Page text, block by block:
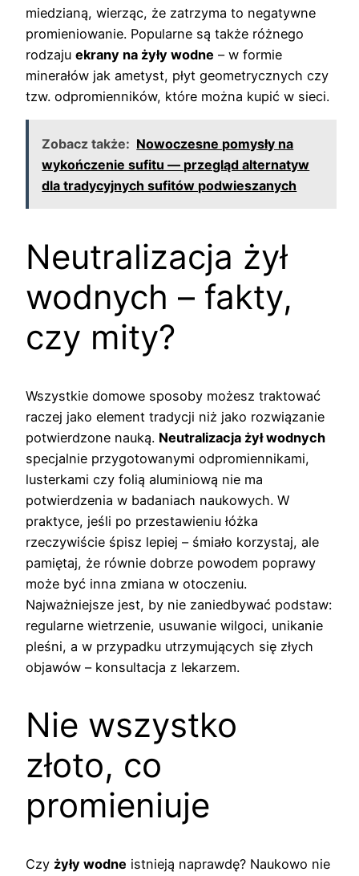
miedzianą, wierząc, że zatrzyma to negatywne
promieniowanie. Popularne są także różnego
rodzaju ekrany na żyły wodne – w formie
minerałów jak ametyst, płyt geometrycznych czy
tzw. odpromienników, które można kupić w sieci.
Zobacz także: Nowoczesne pomysły na
wykończenie sufitu — przegląd alternatyw
dla tradycyjnych sufitów podwieszanych
Neutralizacja żył
wodnych – fakty,
czy mity?
Wszystkie domowe sposoby możesz traktować
raczej jako element tradycji niż jako rozwiązanie
potwierdzone nauką. Neutralizacja żył wodnych
specjalnie przygotowanymi odpromiennikami,
lusterkami czy folią aluminiową nie ma
potwierdzenia w badaniach naukowych. W
praktyce, jeśli po przestawieniu łóżka
rzeczywiście śpisz lepiej – śmiało korzystaj, ale
pamiętaj, że równie dobrze powodem poprawy
może być inna zmiana w otoczeniu.
Najważniejsze jest, by nie zaniedbywać podstaw:
regularne wietrzenie, usuwanie wilgoci, unikanie
pleśni, a w przypadku utrzymujących się złych
objawów – konsultacja z lekarzem.
Nie wszystko
złoto, co
promieniuje
Czy żyły wodne istnieją naprawdę? Naukowo nie